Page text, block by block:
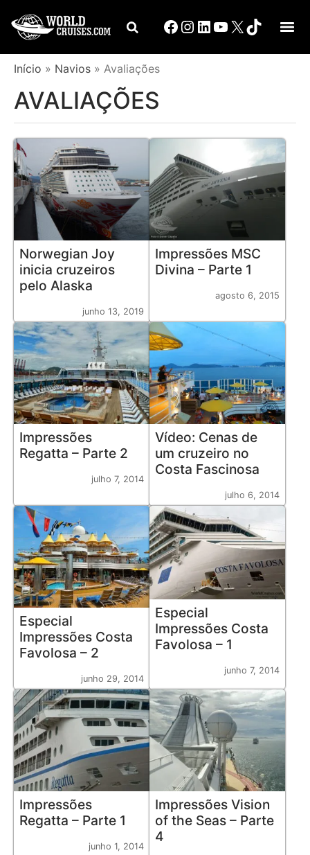
Início » Navios » Avaliações
AVALIAÇÕES
Norwegian Joy
inicia cruzeiros
pelo Alaska
junho 13, 2019
Impressões MSC
Divina – Parte 1
agosto 6, 2015
Impressões
Regatta – Parte 2
julho 7, 2014
Vídeo: Cenas de
um cruzeiro no
Costa Fascinosa
julho 6, 2014
Especial
Impressões Costa
Favolosa – 2
junho 29, 2014
Especial
Impressões Costa
Favolosa – 1
junho 7, 2014
Impressões
Regatta – Parte 1
junho 1, 2014
Impressões Vision
of the Seas – Parte
4